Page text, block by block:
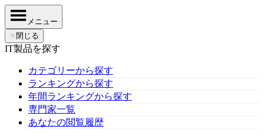
メニュー
✕ 閉じる
IT製品を探す
カテゴリーから探す
ランキングから探す
年間ランキングから探す
専門家一覧
あなたの閲覧履歴